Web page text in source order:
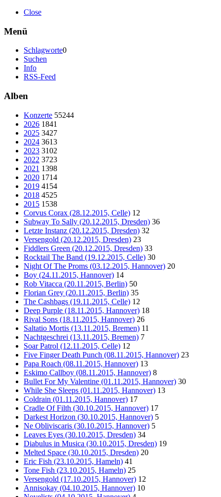
Close
Menü
Schlagworte0
Suchen
Info
RSS-Feed
Alben
Konzerte 55244
2026 1841
2025 3427
2024 3613
2023 3102
2022 3723
2021 1398
2020 1714
2019 4154
2018 4525
2015 1538
Corvus Corax (28.12.2015, Celle) 12
Subway To Sally (20.12.2015, Dresden) 36
Letzte Instanz (20.12.2015, Dresden) 32
Versengold (20.12.2015, Dresden) 23
Fiddlers Green (20.12.2015, Dresden) 33
Rocktail The Band (19.12.2015, Celle) 30
Night Of The Proms (03.12.2015, Hannover) 20
Boy (24.11.2015, Hannover) 14
Rob Vitacca (20.11.2015, Berlin) 50
Florian Grey (20.11.2015, Berlin) 35
The Cashbags (19.11.2015, Celle) 12
Deep Purple (18.11.2015, Hannover) 18
Rival Sons (18.11.2015, Hannover) 26
Saltatio Mortis (13.11.2015, Bremen) 11
Nachtgeschrei (13.11.2015, Bremen) 7
Soar Patrol (12.11.2015, Celle) 12
Five Finger Death Punch (08.11.2015, Hannover) 23
Papa Roach (08.11.2015, Hannover) 13
Eskimo Callboy (08.11.2015, Hannover) 8
Bullet For My Valentine (01.11.2015, Hannover) 30
While She Sleeps (01.11.2015, Hannover) 13
Coldrain (01.11.2015, Hannover) 17
Cradle Of Filth (30.10.2015, Hannover) 17
Darkest Horizon (30.10.2015, Hannover) 5
Ne Obliviscaris (30.10.2015, Hannover) 5
Leaves Eyes (30.10.2015, Dresden) 34
Diabulus in Musica (30.10.2015, Dresden) 19
Melted Space (30.10.2015, Dresden) 20
Eric Fish (23.10.2015, Hameln) 41
Tone Fish (23.10.2015, Hameln) 25
Versengold (17.10.2015, Hannover) 12
Annisokay (04.10.2015, Hannover) 10